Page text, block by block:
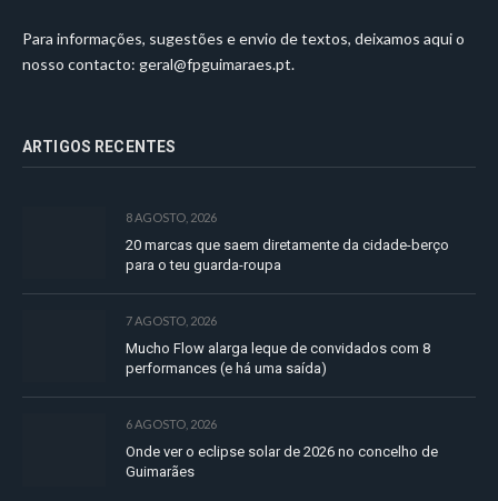
Para informações, sugestões e envio de textos, deixamos aqui o
nosso contacto: geral@fpguimaraes.pt.
ARTIGOS RECENTES
8 AGOSTO, 2026
20 marcas que saem diretamente da cidade-berço
para o teu guarda-roupa
7 AGOSTO, 2026
Mucho Flow alarga leque de convidados com 8
performances (e há uma saída)
6 AGOSTO, 2026
Onde ver o eclipse solar de 2026 no concelho de
Guimarães